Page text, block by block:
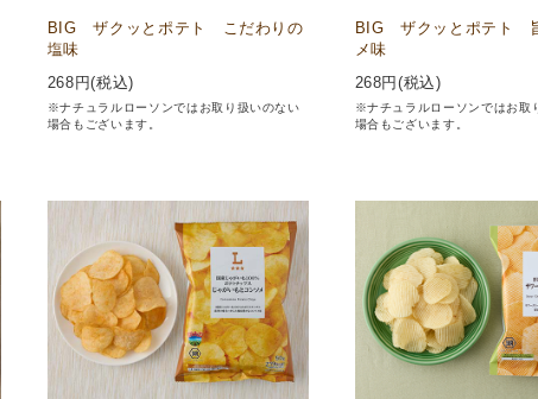
BIG ザクッとポテト こだわりの
塩味
268 円(税込)
※ナチュラルローソンではお取り扱いのない
場合もございます。
BIG ザクッとポテト
メ味
268円(税込)
※ナチュラルローソンではお取
場合もございます。